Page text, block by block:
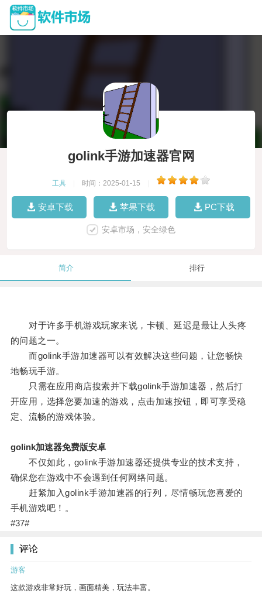
golink手游加速器官网
工具 时间：2025-01-15
安卓下载 苹果下载 PC下载
安卓市场，安全绿色
简介 排行
对于许多手机游戏玩家来说，卡顿、延迟是最让人头疼
的问题之一。
而golink手游加速器可以有效解决这些问题，让您畅快
地畅玩手游。
只需在应用商店搜索并下载golink手游加速器，然后打
开应用，选择您要加速的游戏，点击加速按钮，即可享受稳
定、流畅的游戏体验。
golink加速器免费版安卓
不仅如此，golink手游加速器还提供专业的技术支持，
确保您在游戏中不会遇到任何网络问题。
赶紧加入golink手游加速器的行列，尽情畅玩您喜爱的
手机游戏吧！。
#37#
评论
游客
这款游戏非常好玩，画面精美，玩法丰富。